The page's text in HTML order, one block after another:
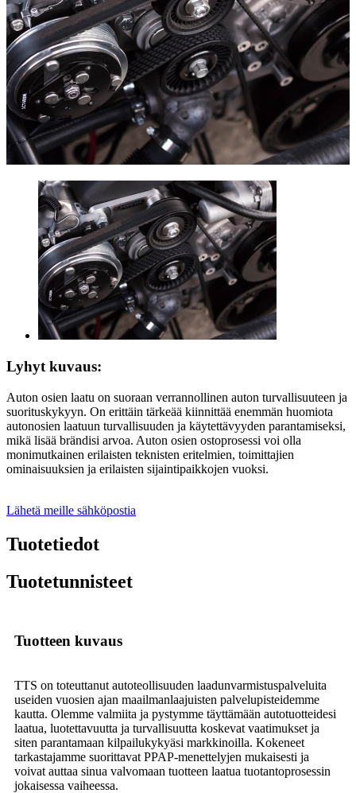
Lyhyt kuvaus:
Auton osien laatu on suoraan verrannollinen auton turvallisuuteen ja
suorituskykyyn. On erittäin tärkeää kiinnittää enemmän huomiota
autonosien laatuun turvallisuuden ja käytettävyyden parantamiseksi,
mikä lisää brändisi arvoa. Auton osien ostoprosessi voi olla
monimutkainen erilaisten teknisten eritelmien, toimittajien
ominaisuuksien ja erilaisten sijaintipaikkojen vuoksi.
Lähetä meille sähköpostia
Tuotetiedot
Tuotetunnisteet
Tuotteen kuvaus
TTS on toteuttanut autoteollisuuden laadunvarmistuspalveluita
useiden vuosien ajan maailmanlaajuisten palvelupisteidemme
kautta. Olemme valmiita ja pystymme täyttämään autotuotteidesi
laatua, luotettavuutta ja turvallisuutta koskevat vaatimukset ja
siten parantamaan kilpailukykyäsi markkinoilla. Kokeneet
tarkastajamme suorittavat PPAP-menettelyjen mukaisesti ja
voivat auttaa sinua valvomaan tuotteen laatua tuotantoprosessin
jokaisessa vaiheessa.